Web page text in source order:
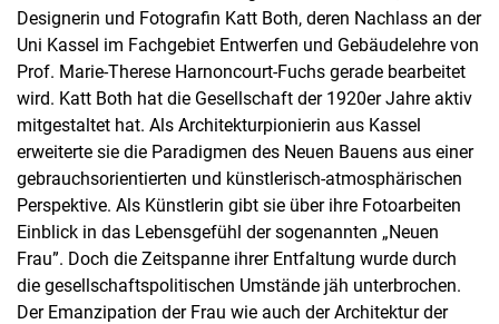
Designerin und Fotografin Katt Both, deren Nachlass an der
Uni Kassel im Fachgebiet Entwerfen und Gebäudelehre von
Prof. Marie-Therese Harnoncourt-Fuchs gerade bearbeitet
wird. Katt Both hat die Gesellschaft der 1920er Jahre aktiv
mitgestaltet hat. Als Architekturpionierin aus Kassel
erweiterte sie die Paradigmen des Neuen Bauens aus einer
gebrauchsorientierten und künstlerisch-atmosphärischen
Perspektive. Als Künstlerin gibt sie über ihre Fotoarbeiten
Einblick in das Lebensgefühl der sogenannten „Neuen
Frau”. Doch die Zeitspanne ihrer Entfaltung wurde durch
die gesellschaftspolitischen Umstände jäh unterbrochen.
Der Emanzipation der Frau wie auch der Architektur der